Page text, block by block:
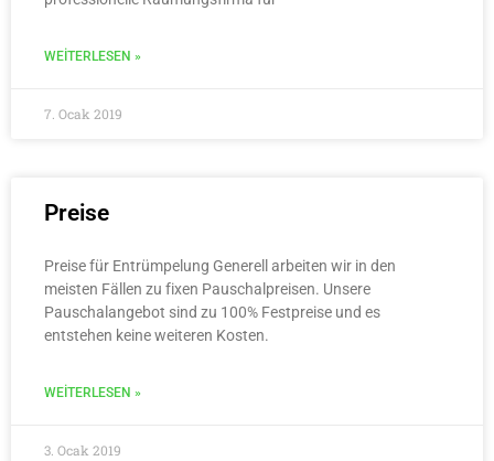
WEITERLESEN »
7. Ocak 2019
Preise
Preise für Entrümpelung Generell arbeiten wir in den
meisten Fällen zu fixen Pauschalpreisen. Unsere
Pauschalangebot sind zu 100% Festpreise und es
entstehen keine weiteren Kosten.
WEITERLESEN »
3. Ocak 2019